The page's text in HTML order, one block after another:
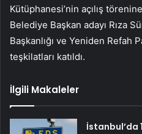
Kütüphanesi’nin açılış
Belediye Başkan adayı Rıza
Başkanlığı ve Yeniden Refah
teşkilatları katıldı.
İlgili Makaleler
İstanbul’da